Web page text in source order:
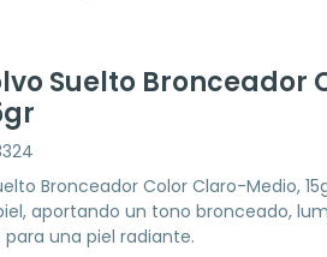
Suelto Bronceador
Bronceador Color Claro-Medio,
aportando un tono bronceado,
una piel radiante.